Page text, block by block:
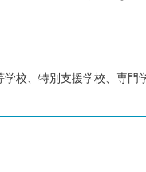
校、特別支援学校、専門